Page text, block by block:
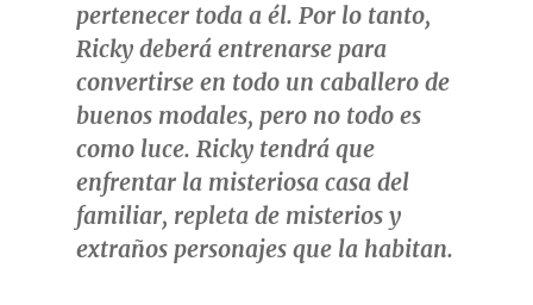
pertenecer toda a él. Por lo tanto,
Ricky deberá entrenarse para
convertirse en todo un caballero de
buenos modales, pero no todo es
como luce. Ricky tendrá que
enfrentar la misteriosa casa del
familiar, repleta de misterios y
extraños personajes que la habitan.